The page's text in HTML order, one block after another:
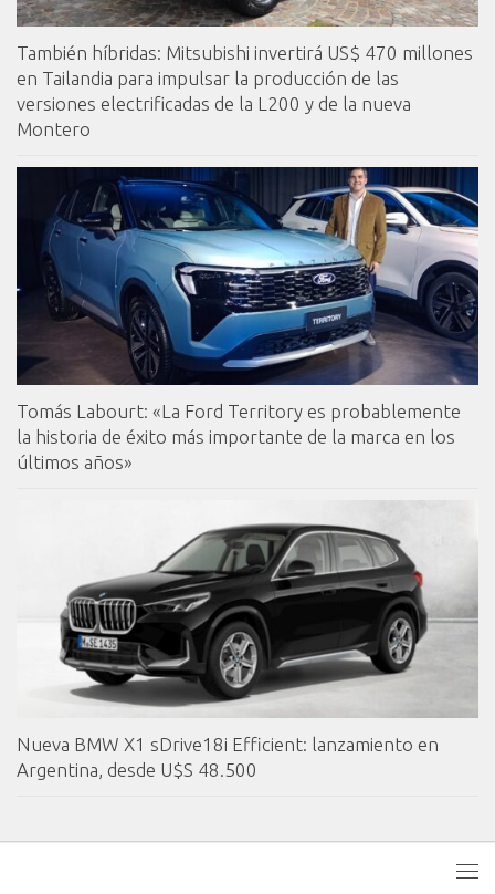
También híbridas: Mitsubishi invertirá US$ 470 millones
en Tailandia para impulsar la producción de las
versiones electrificadas de la L200 y de la nueva
Montero
Tomás Labourt: «La Ford Territory es probablemente
la historia de éxito más importante de la marca en los
últimos años»
Nueva BMW X1 sDrive18i Efficient: lanzamiento en
Argentina, desde U$S 48.500